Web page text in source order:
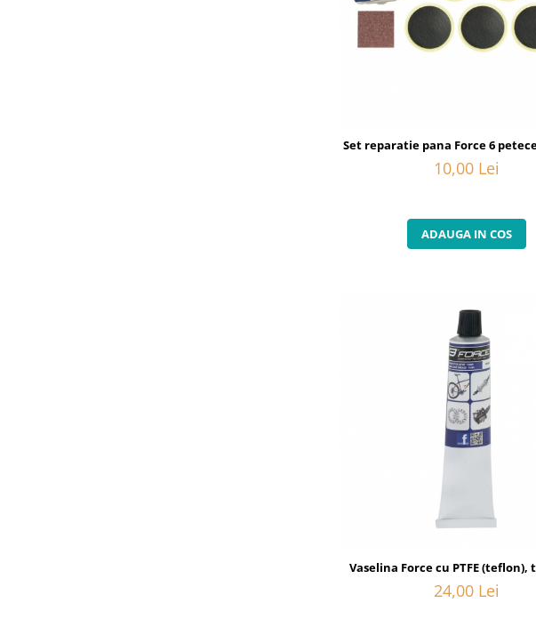
Set reparatie pana Force 6
10,00 Lei
ADAUGA IN COS
Vaselina Force cu PTFE (teflon),
24,00 Lei